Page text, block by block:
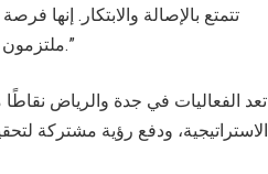
تتمتع بالإصالة والابتكار. إنها
ملتزمون بالاحتفال بهذا المعلم مع وكلائنا ومواصلة إرث التميز الذي تمثله كاسيو.”
تعد الفعاليات في جدة والرياض
الاستراتيجية، ودفع رؤية مشتركة